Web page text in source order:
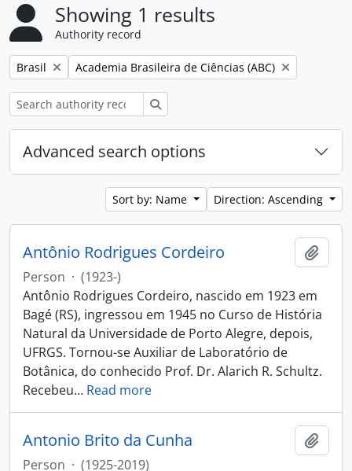
Showing 1 results
Authority record
Remove filter:
Brasil Remove filter:
Academia Brasileira de Ciências (ABC)
Advanced search options
Sort by: Name Direction: Ascending
Antônio Rodrigues Cordeiro
Person · (1923-)
Antônio Rodrigues Cordeiro, nascido em 1923 em
Bagé (RS), ingressou em 1945 no Curso de História
Natural da Universidade de Porto Alegre, depois,
UFRGS. Tornou-se Auxiliar de Laboratório de
Botânica, do conhecido Prof. Dr. Alarich R. Schultz.
Recebeu… Read more
Antonio Brito da Cunha
Person · (1925-2019)